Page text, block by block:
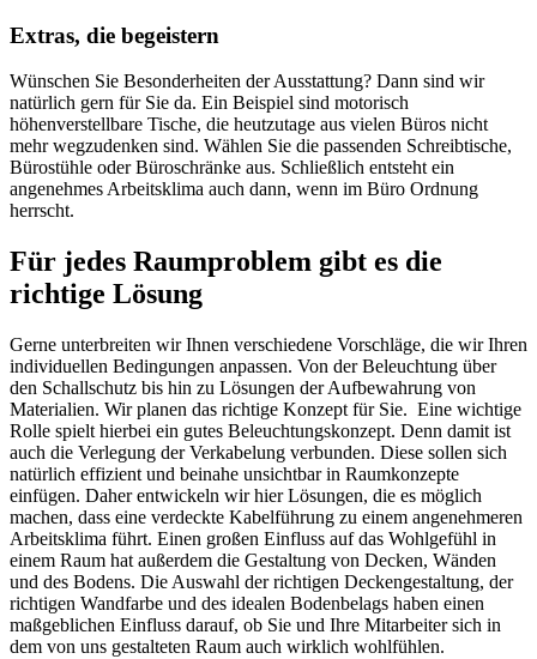
Extras, die begeistern
Wünschen Sie Besonderheiten der Ausstattung? Dann sind wir
natürlich gern für Sie da. Ein Beispiel sind motorisch
höhenverstellbare Tische, die heutzutage aus vielen Büros nicht
mehr wegzudenken sind. Wählen Sie die passenden Schreibtische,
Bürostühle oder Büroschränke aus. Schließlich entsteht ein
angenehmes Arbeitsklima auch dann, wenn im Büro Ordnung
herrscht.
Für jedes Raumproblem gibt es die
richtige Lösung
Gerne unterbreiten wir Ihnen verschiedene Vorschläge, die wir Ihren
individuellen Bedingungen anpassen. Von der Beleuchtung über
den Schallschutz bis hin zu Lösungen der Aufbewahrung von
Materialien. Wir planen das richtige Konzept für Sie. Eine wichtige
Rolle spielt hierbei ein gutes Beleuchtungskonzept. Denn damit ist
auch die Verlegung der Verkabelung verbunden. Diese sollen sich
natürlich effizient und beinahe unsichtbar in Raumkonzepte
einfügen. Daher entwickeln wir hier Lösungen, die es möglich
machen, dass eine verdeckte Kabelführung zu einem angenehmeren
Arbeitsklima führt. Einen großen Einfluss auf das Wohlgefühl in
einem Raum hat außerdem die Gestaltung von Decken, Wänden
und des Bodens. Die Auswahl der richtigen Deckengestaltung, der
richtigen Wandfarbe und des idealen Bodenbelags haben einen
maßgeblichen Einfluss darauf, ob Sie und Ihre Mitarbeiter sich in
dem von uns gestalteten Raum auch wirklich wohlfühlen.